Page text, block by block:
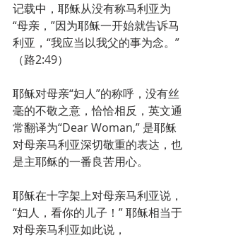
记载中，耶稣从没有称马利亚为
“母亲，”因为耶稣一开始就告诉马
利亚，“我应当以我父的事为念。”
（路2:49）
耶稣对母亲“妇人”的称呼，没有丝
毫的不敬之意，恰恰相反，英文通
常翻译为“Dear Woman,” 是耶稣
对母亲马利亚深切敬重的表达，也
是主耶稣的一番良苦用心。
耶稣在十字架上对母亲马利亚说，
“妇人，看你的儿子！” 耶稣相当于
对母亲马利亚如此说，